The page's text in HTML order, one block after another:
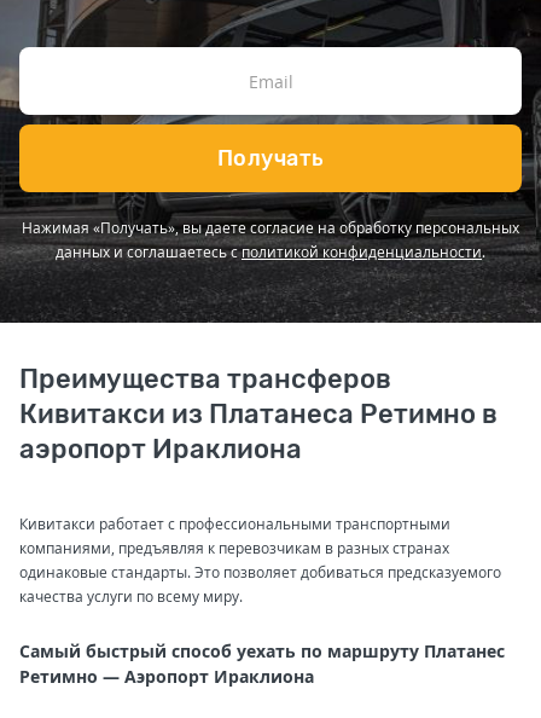
Получать
Нажимая «Получать», вы даете согласие на обработку персональных
данных и соглашаетесь сполитикой конфиденциальности.
Преимущества трансферов
Кивитакси из Платанеса Ретимно в
аэропорт Ираклиона
Кивитакси работает с профессиональными транспортными
компаниями, предъявляя к перевозчикам в разных странах
одинаковые стандарты. Это позволяет добиваться предсказуемого
качества услуги по всему миру.
Самый быстрый способ уехать по маршруту Платанес
Ретимно — Аэропорт Ираклиона